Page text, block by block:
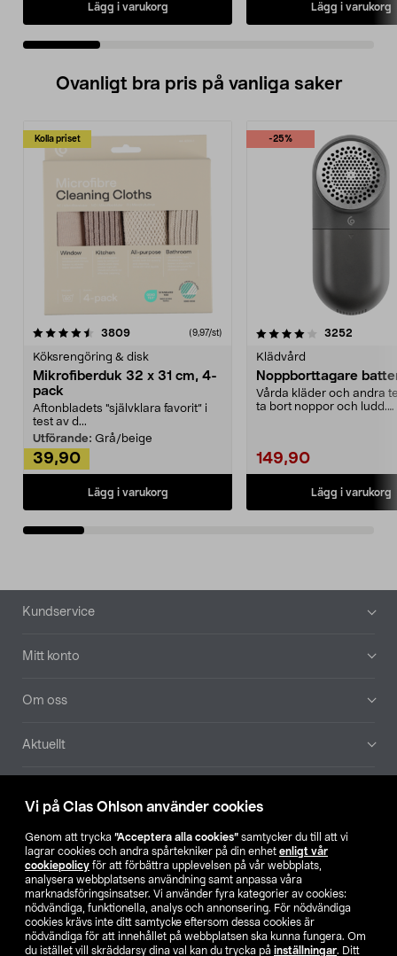
Vi på Clas Ohlson använder cookies
Genom att trycka ”Acceptera alla cookies” samtycker du till att vi
lagrar cookies och andra spårtekniker på din enhet enligt vår
cookiepolicy för att förbättra upplevelsen på vår webbplats,
analysera webbplatsens användning samt anpassa våra
marknadsföringsinsatser. Vi använder fyra kategorier av cookies:
nödvändiga, funktionella, analys och annonsering. För nödvändiga
cookies krävs inte ditt samtycke eftersom dessa cookies är
nödvändiga för att innehållet på webbplatsen ska kunna fungera. Om
du istället vill skräddarsy dina val kan du trycka på inställningar. Ditt
Lägg i varukorg Lägg i varukorg
Ovanligt bra pris på vanliga saker
Kolla priset
3809recensioner (9,97/st)
Köksrengöring & disk
Mikrofiberduk 32 x 31 cm, 4-
pack
Aftonbladets "självklara favorit” i
test av d...
Utförande: Grå/beige
39,90
Lägg i varukorg
-25%
4.0av 5 stjärnor 3252
Klädvård
Noppborttagare
Vårda kläder och andra
ta bort noppor och ludd.
149,90
Lägg i varukorg
4.5av 5 stjärnor
Sidfot
Kundservice
Mitt konto
Om oss
Aktuellt
Hitta butik
SE NO FI